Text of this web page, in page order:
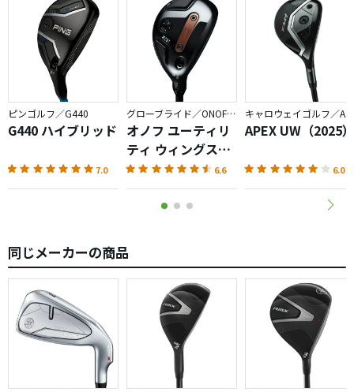
ピンゴルフ／G440
G440 ハイブリッド
7.0
グローブライド／ONOFF AKA
オノフ ユーティリ
ティ ウィングス
AKA（2026）
6.6
APEX UW（2025）
6.0
同じメーカーの商品